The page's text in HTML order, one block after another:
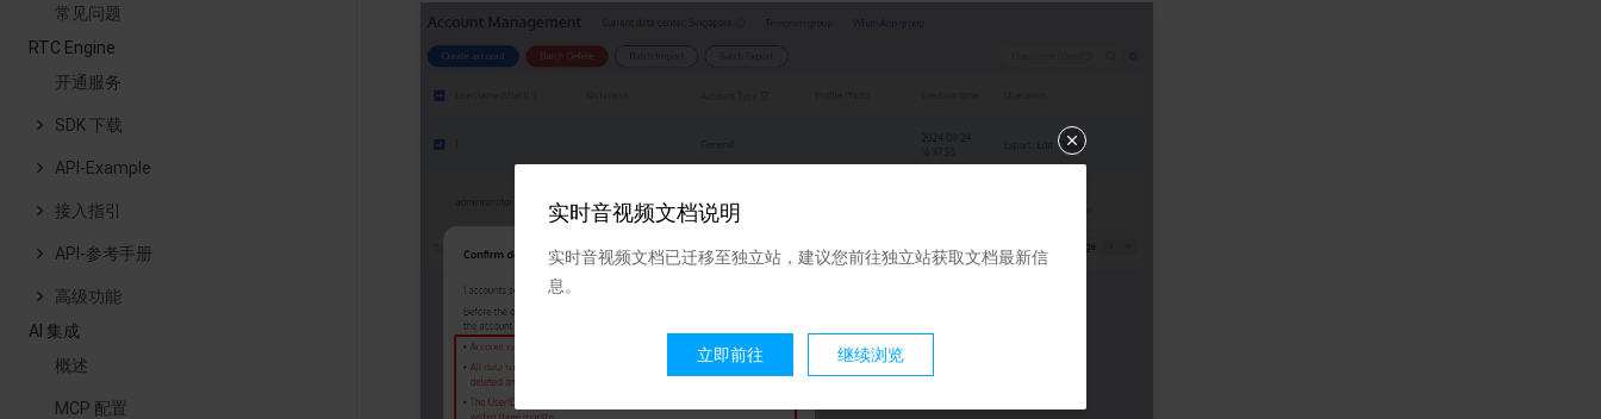
常见问题
RTC Engine
开通服务
SDK 下载
API-Example
接入指引
API-参考手册
高级功能
AI 集成
概述
MCP 配置
实时音视频文档说明
实时音视频文档已迁移至独立站，建议您前往独立站获取文档最新信
息。
立即前往 继续浏览